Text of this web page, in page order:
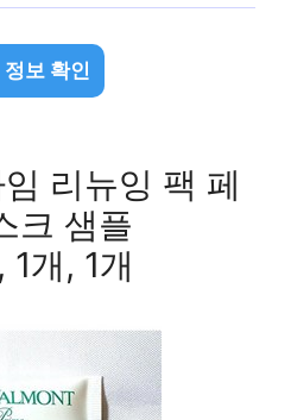
정보 확인
리뉴잉 팩 페
크 샘플
개, 1개